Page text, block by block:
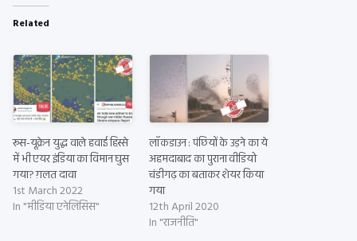
Related
रूस-यूक्रेन युद्ध वाले हवाई हिस्से
में भी एयर इंडिया का विमान घुस
गया? ग़लत दावा
1st March 2022
In "मीडिया एनेलिसिस"
लॉकडाउन : पंछियों के उड़ने का ये
अहमदाबाद का पुराना वीडियो
चंडीगढ़ का बताकर शेयर किया
गया
12th April 2020
In "राजनीति"